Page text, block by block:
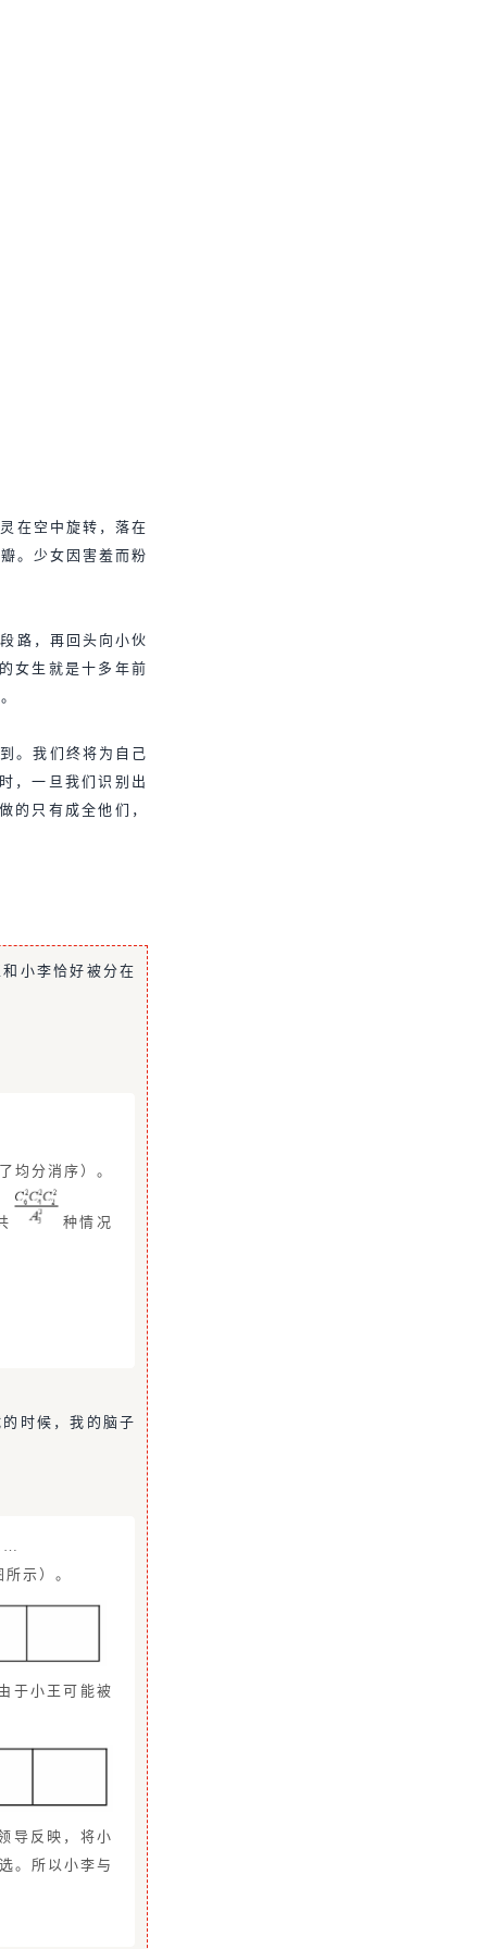
在空中旋转，落在
。少女因害羞而粉
路，再回头向小伙
女生就是十多年前
。我们终将为自己
，一旦我们识别出
的只有成全他们，
小李恰好被分在
均分消序）。
种情况
时候，我的脑子
示）。
于小王可能被
导反映，将小
。所以小李与